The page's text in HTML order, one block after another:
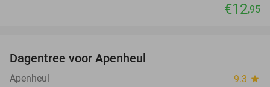
€12,95
Dagentree voor Apenheul
Apenheul 9.3 star